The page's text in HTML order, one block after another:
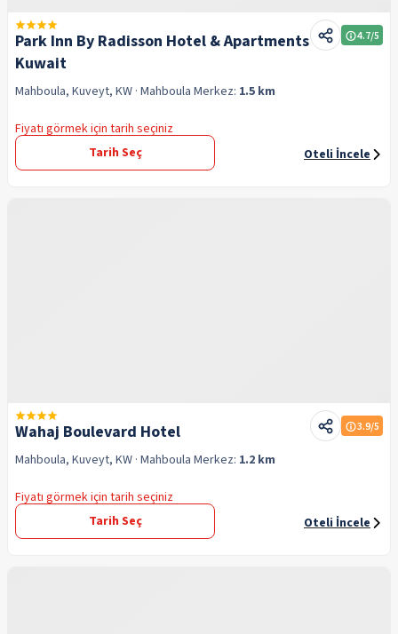
Park Inn By Radisson Hotel & Apartments
Kuwait
4.7/5
Mahboula, Kuveyt, KW · Mahboula Merkez: 1.5 km
Fiyatı görmek için tarih seçiniz
Tarih Seç
Oteli İncele
Wahaj Boulevard Hotel 3.9/5
Mahboula, Kuveyt, KW · Mahboula Merkez: 1.2 km
Fiyatı görmek için tarih seçiniz
Tarih Seç
Oteli İncele